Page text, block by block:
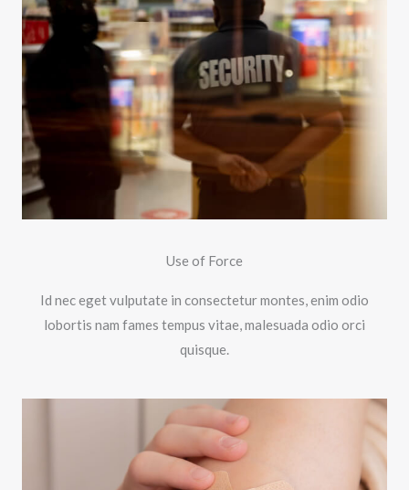
Use of Force
Id nec eget vulputate in consectetur montes, enim odio
lobortis nam fames tempus vitae, malesuada odio orci
quisque.